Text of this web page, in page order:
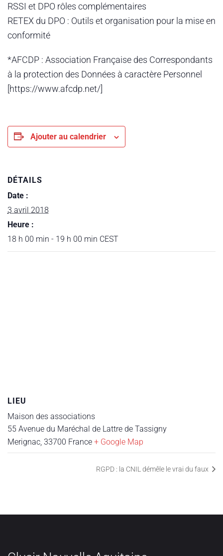
RSSI et DPO rôles complémentaires
RETEX du DPO : Outils et organisation pour la mise en
conformité
*AFCDP : Association Française des Correspondants
à la protection des Données à caractère Personnel
[https://www.afcdp.net/]
Ajouter au calendrier
DÉTAILS
Date :
3 avril 2018
Heure :
18 h 00 min - 19 h 00 min CEST
LIEU
Maison des associations
55 Avenue du Maréchal de Lattre de Tassigny
Merignac 33700 France + Google Map
RGPD : la CNIL démêle le vrai du faux